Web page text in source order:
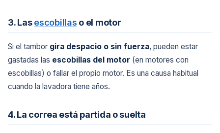
3. Lasescobillas o el motor
Si el tambor gira despacio o sin fuerza, pueden estar
gastadas las escobillas del motor (en motores con
escobillas) o fallar el propio motor. Es una causa habitual
cuando la lavadora tiene años.
4. La correa está partida o suelta